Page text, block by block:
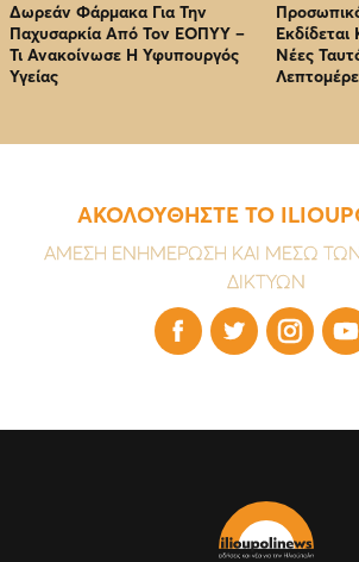
Δωρεάν Φάρμακα Για Την
Παχυσαρκία Από Τον EOΠΥΥ –
Τι Ανακοίνωσε Η Υφυπουργός
Υγείας
Εκδίδεται
Νέες
ΑΚΟΛΟΥΘΗΣΤΕ ΤΟ
ΑΜΕΣΗ ΕΝΗΜΕΡΩΣΗ ΚΑΙ ΜΕΣΩ
ΔΙΚΤΥΩΝ
   